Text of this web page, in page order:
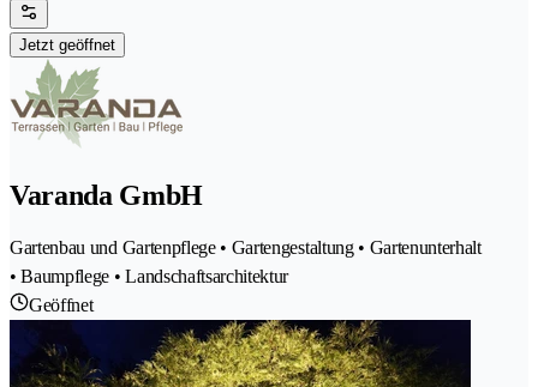
Jetzt geöffnet
Varanda GmbH
Gartenbau und Gartenpflege • Gartengestaltung • Gartenunterhalt
• Baumpflege • Landschaftsarchitektur
Geöffnet